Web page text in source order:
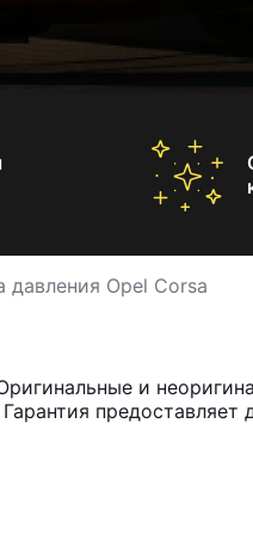
давления Opel Corsa
и
предоставляет